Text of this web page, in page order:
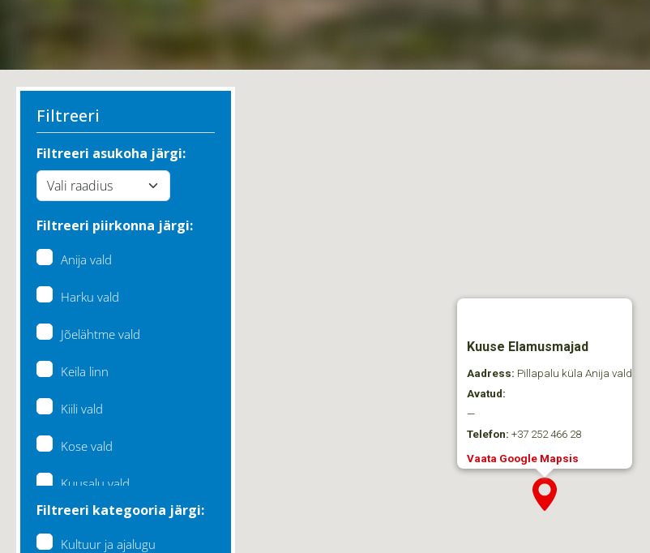
Filtreeri
Filtreeri asukoha järgi:
Filtreeri piirkonna järgi:
Anija vald
Harku vald
Jõelähtme vald
Keila linn
Kiili vald
Kose vald
Kuusalu vald
Lääne-Harju vald
Filtreeri kategooria järgi:
Kultuur ja ajalugu
Kuuse Elamusmajad
Aadress: Pillapalu küla Anija vald
Avatud:
—
Telefon: +37 252 466 28
Vaata Google Mapsis